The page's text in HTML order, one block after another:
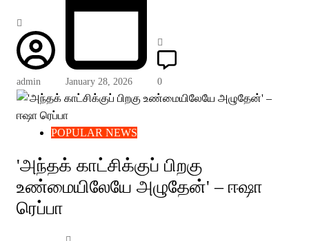
admin January 28, 2026 0
POPULAR NEWS
'அந்தக் காட்சிக்குப் பிறகு
உண்மையிலேயே அழுதேன்' – ஈஷா
ரெப்பா